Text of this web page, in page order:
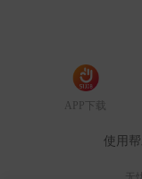
APP下载
使用